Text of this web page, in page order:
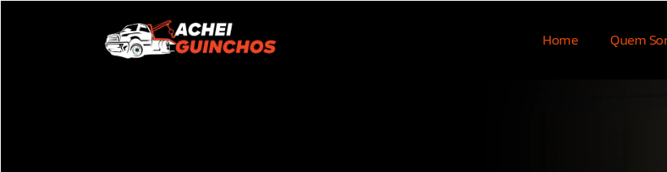
Home Quem